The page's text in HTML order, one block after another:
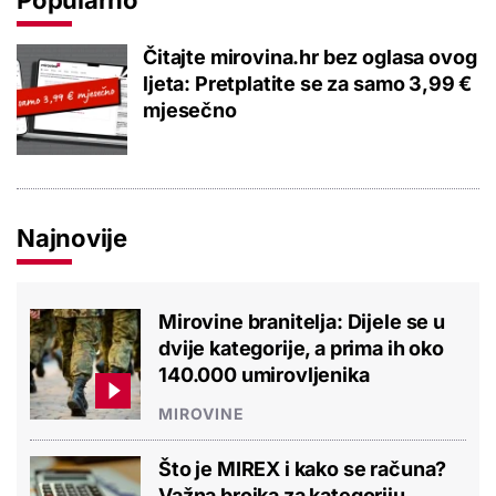
Čitajte mirovina.hr bez oglasa ovog
ljeta: Pretplatite se za samo 3,99 €
mjesečno
Najnovije
Mirovine branitelja: Dijele se u
dvije kategorije, a prima ih oko
140.000 umirovljenika
MIROVINE
Što je MIREX i kako se računa?